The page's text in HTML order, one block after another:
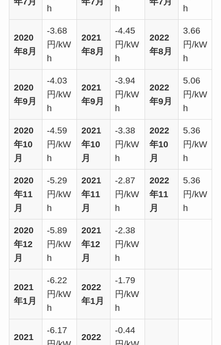
h
h
h
2020
年8月
-3.68
円/kW
h
2021
年8月
-4.45
円/kW
h
2022
年8月
3.66
円/kW
h
2020
年9月
-4.03
円/kW
h
2021
年9月
-3.94
円/kW
h
2022
年9月
5.06
円/kW
h
2020
年10
月
-4.59
円/kW
h
2021
年10
月
-3.38
円/kW
h
2022
年10
月
5.36
円/kW
h
2020
年11
月
-5.29
円/kW
h
2021
年11
月
-2.87
円/kW
h
2022
年11
月
5.36
円/kW
h
2020
年12
月
-5.89
円/kW
h
2021
年12
月
-2.38
円/kW
h
2021
年1月
-6.22
円/kW
h
2022
年1月
-1.79
円/kW
h
2021
-6.17
2022
-0.44